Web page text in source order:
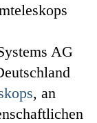
AG
, an